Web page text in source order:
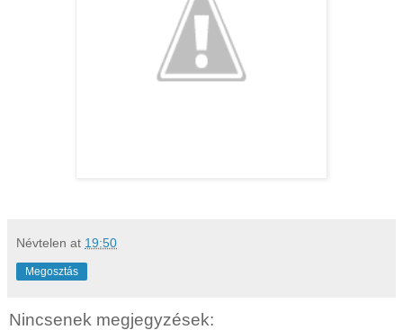
Névtelen at 19:50
Megosztás
Nincsenek megjegyzések: